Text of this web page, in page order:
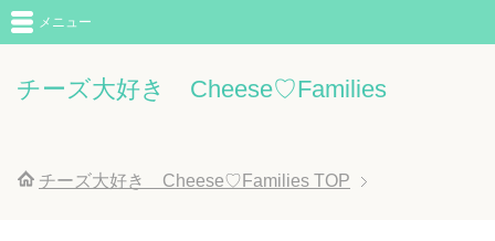
チーズ大好き Cheese♡Families
メニュー
チーズ大好き Cheese♡Families TOP